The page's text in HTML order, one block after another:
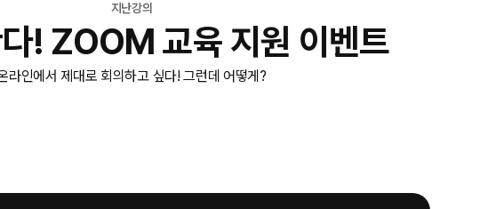
지난강의
! ZOOM 교육 지원 이벤트
라인에서 제대로 회의하고 싶다! 그런데 어떻게?